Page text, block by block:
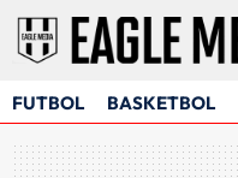
FUTBOL BASKETBOL